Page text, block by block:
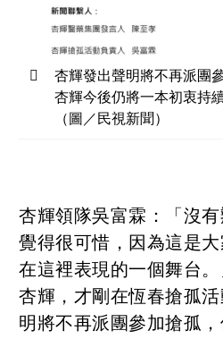
杏輝發出聲明將不再派團
杏輝今後仍將一本初衷持
（圖／民視新聞）
杏輝領隊吳富霖：「沒
覺得很可惜，因為這是
在這裡表現的一個舞台
杏輝，才剛在恆春搶孤
明將不再派團參加搶孤